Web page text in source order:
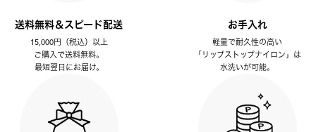
送料無料＆スピード配送
15,000円（税込）以上
ご購入で送料無料。
最短翌日にお届け。
お手入れ
軽量で耐久性の高い
「リップストップナイロン」は
水洗いが可能。